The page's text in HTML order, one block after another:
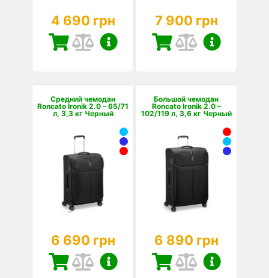
4 690 грн 7 900 грн
Средний чемодан
Roncato Ironik 2.0 – 65/71
л, 3,3 кг Черный
6 690 грн
Большой чемодан
Roncato Ironik 2.0 –
102/119 л, 3,6 кг Черный
6 890 грн